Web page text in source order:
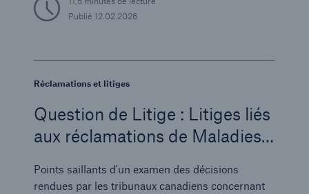
Publié 12.02.2026
Réclamations et litiges
Question de Litige : Litiges liés
aux réclamations de Maladies
Points saillants d'un examen des décisions
rendues par les tribunaux canadiens concernant